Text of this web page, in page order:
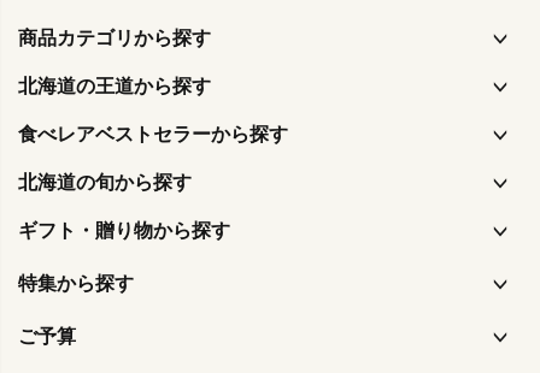
商品カテゴリから探す
北海道の王道から探す
食べレアベストセラーから探す
北海道の旬から探す
ギフト・贈り物から探す
特集から探す
ご予算